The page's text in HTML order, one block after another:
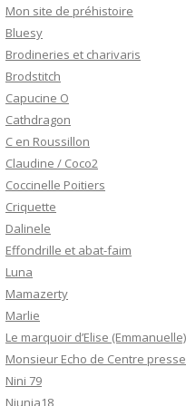
Mon site de préhistoire
Bluesy
Brodineries et charivaris
Brodstitch
Capucine O
Cathdragon
C en Roussillon
Claudine / Coco2
Coccinelle Poitiers
Criquette
Dalinele
Effondrille et abat-faim
Luna
Mamazerty
Marlie
Le marquoir d’Elise (Emmanuelle)
Monsieur Echo de Centre presse
Nini 79
Niunia18